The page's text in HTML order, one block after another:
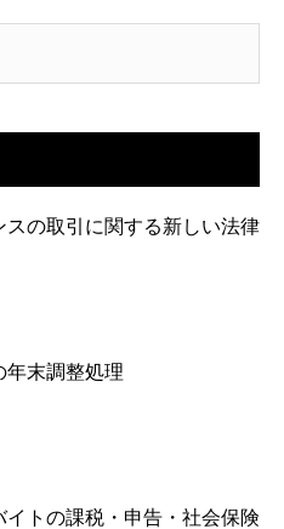
スの取引に関する新しい法律
年末調整処理
イトの課税・申告・社会保険